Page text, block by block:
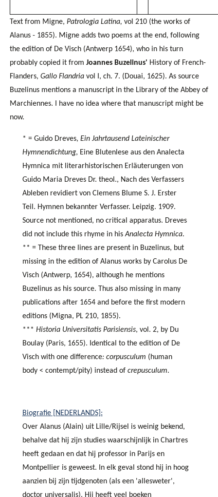
Text from Migne, Patrologia Latina, vol 210 (the works of
Alanus - 1855). Migne adds two poems at the end, following
the edition of De Visch (Antwerp 1654), who in his turn
probably copied it from Joannes Buzelinus' History of French-
Flanders, Gallo Flandria vol I, ch. 7. (Douai, 1625). As source
Buzelinus mentions a manuscript in the Library of the Abbey of
Marchiennes. I have no idea where that manuscript might be
now.
* = Guido Dreves, Ein Jahrtausend Lateinischer
Hymnendichtung, Eine Blutenlese aus den Analecta
Hymnica mit literarhistorischen Erläuterungen von
Guido Maria Dreves Dr. theol., Nach des Verfassers
Ableben revidiert von Clemens Blume S. J. Erster
Teil. Hymnen bekannter Verfasser. Leipzig. 1909.
Source not mentioned, no critical apparatus. Dreves
did not include this rhyme in hisAnalecta Hymnica.
** = These three lines are present in Buzelinus, but
missing in the edition of Alanus works by Carolus De
Visch (Antwerp, 1654), although he mentions
Buzelinus as his source. Thus also missing in many
publications after 1654 and before the first modern
editions (Migna, PL 210, 1855).
*** Historia Universitatis Parisiensis, vol. 2, by Du
Boulay (Paris, 1655). Identical to the edition of De
Visch with one difference: corpusculum (human
body < contempt/pity) instead of crepusculum.
Biografie [NEDERLANDS]:
Over Alanus (Alain) uit Lille/Rijsel is weinig bekend,
behalve dat hij zijn studies waarschijnlijk in Chartres
heeft gedaan en dat hij professor in Parijs en
Montpellier is geweest. In elk geval stond hij in hoog
aanzien bij zijn tijdgenoten (als een 'allesweter',
doctor universalis). Hij heeft veel boeken